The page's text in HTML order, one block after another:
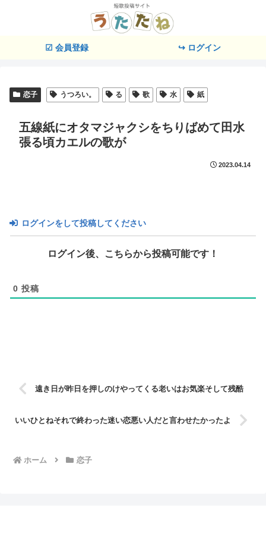
☑ 会員登録 ↪ ログイン
恋子 うつろい。 る 歌 水 紙
五線紙にオタマジャクシをちりばめて田水
張る頃カエルの歌が
2023.04.14
ログインをして投稿してください
ログイン後、こちらから投稿可能です！
0 投稿
遠き日が昨日を押しのけやってくる老いはお気楽そして残酷
いいひとねそれで終わった迷い恋悪い人だと言わせたかったよ
ホーム 恋子